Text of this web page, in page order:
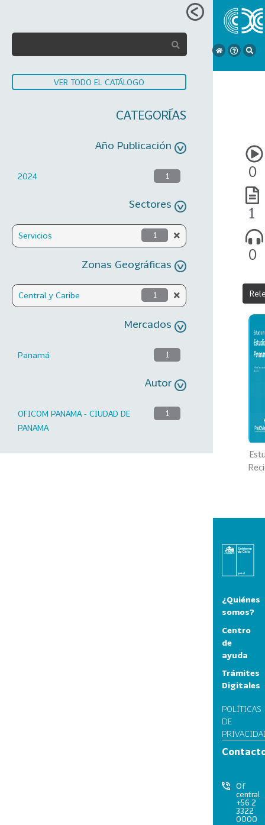
VER TODO EL CATÁLOGO
CATEGORÍAS
Año Publicación
2024 1
Sectores
Servicios 1
Zonas Geográficas
Central y Caribe 1
Mercados
Panamá 1
Autor
OFICOM PANAMA - CIUDAD DE
PANAMA
1
0
1
0
¿Quiénes
somos?
Centro
de
ayuda
Trámites
Digitales
POLÍTICAS
DE
Of
central
+56 2
3322
0000